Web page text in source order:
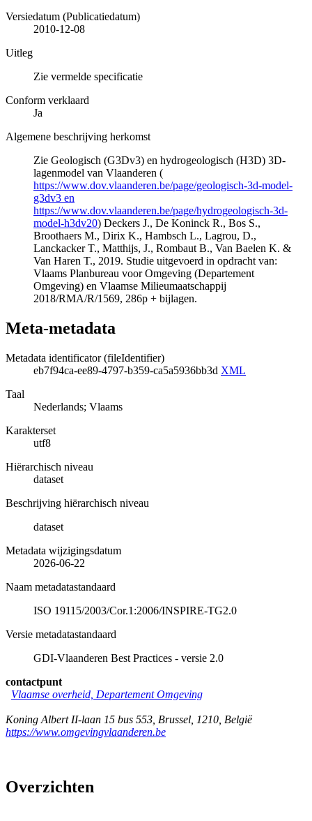
Versiedatum (Publicatiedatum)
2010-12-08
Uitleg
Zie vermelde specificatie
Conform verklaard
Ja
Algemene beschrijving herkomst
Zie Geologisch (G3Dv3) en hydrogeologisch (H3D) 3D-
lagenmodel van Vlaanderen (
https://www.dov.vlaanderen.be/page/geologisch-3d-model-
g3dv3 en
https://www.dov.vlaanderen.be/page/hydrogeologisch-3d-
model-h3dv20) Deckers J., De Koninck R., Bos S.,
Broothaers M., Dirix K., Hambsch L., Lagrou, D.,
Lanckacker T., Matthijs, J., Rombaut B., Van Baelen K. &
Van Haren T., 2019. Studie uitgevoerd in opdracht van:
Vlaams Planbureau voor Omgeving (Departement
Omgeving) en Vlaamse Milieumaatschappij
2018/RMA/R/1569, 286p + bijlagen.
Meta-metadata
Metadata identificator (fileIdentifier)
eb7f94ca-ee89-4797-b359-ca5a5936bb3d XML
Taal
Nederlands; Vlaams
Karakterset
utf8
Hiërarchisch niveau
dataset
Beschrijving hiërarchisch niveau
dataset
Metadata wijzigingsdatum
2026-06-22
Naam metadatastandaard
ISO 19115/2003/Cor.1:2006/INSPIRE-TG2.0
Versie metadatastandaard
GDI-Vlaanderen Best Practices - versie 2.0
contactpunt
Vlaamse overheid, Departement Omgeving
Koning Albert II-laan 15 bus 553 Brussel 1210 België
https://www.omgevingvlaanderen.be
Overzichten